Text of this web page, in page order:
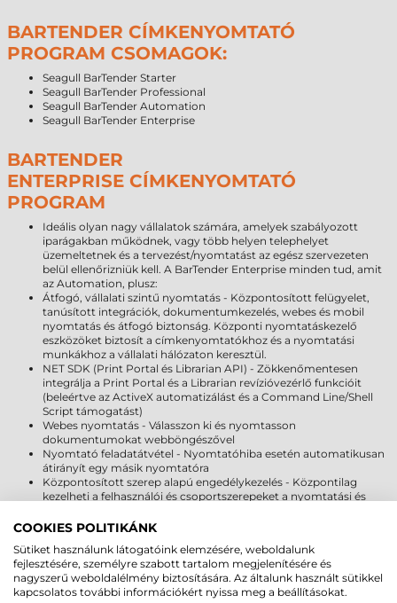
BARTENDER CÍMKENYOMTATÓ
PROGRAM CSOMAGOK:
Seagull BarTender Starter
Seagull BarTender Professional
Seagull BarTender Automation
Seagull BarTender Enterprise
BARTENDER
ENTERPRISE CÍMKENYOMTATÓ
PROGRAM
Ideális olyan nagy vállalatok számára, amelyek szabályozott
iparágakban működnek, vagy több helyen telephelyet
üzemeltetnek és a tervezést/nyomtatást az egész szervezeten
belül ellenőrizniük kell. A BarTender Enterprise minden tud, amit
az Automation, plusz:
Átfogó, vállalati szintű nyomtatás - Központosított felügyelet,
tanúsított integrációk, dokumentumkezelés, webes és mobil
nyomtatás és átfogó biztonság. Központi nyomtatáskezelő
eszközöket biztosít a címkenyomtatókhoz és a nyomtatási
munkákhoz a vállalati hálózaton keresztül.
NET SDK (Print Portal és Librarian API) - Zökkenőmentesen
integrálja a Print Portal és a Librarian revízióvezérlő funkcióit
(beleértve az ActiveX automatizálást és a Command Line/Shell
Script támogatást)
Webes nyomtatás - Válasszon ki és nyomtasson
dokumentumokat webböngészővel
Nyomtató feladatátvétel - Nyomtatóhiba esetén automatikusan
átirányít egy másik nyomtatóra
Központosított szerep alapú engedélykezelés - Központilag
kezelheti a felhasználói és csoportszerepeket a nyomtatási és
Sablonfájlok és revízióvezérlés - Változatok kezelése a szervezeten
felhasználó számára
Dokumentum titkosítás - Biztonságos dokumentumhasználat az
ellenőrzött BarTender munkaállomások között
Biztonsági mentési és rugalmas licencszerver - Javítsa az
COOKIES POLITIKÁNK
Sütiket használunk látogatóink elemzésére, weboldalunk
fejlesztésére, személyre szabott tartalom megjelenítésére és
nagyszerű weboldalélmény biztosítására. Az általunk használt sütikkel
kapcsolatos további információkért nyissa meg a beállításokat.